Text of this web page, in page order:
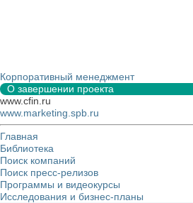
Корпоративный менеджмент
О завершении проекта
www.cfin.ru
www.marketing.spb.ru
Главная
Библиотека
Поиск компаний
Поиск пресс-релизов
Программы и видеокурсы
Исследования и бизнес-планы